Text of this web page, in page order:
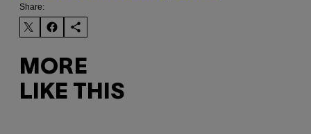
Share:
MORE
LIKE THIS